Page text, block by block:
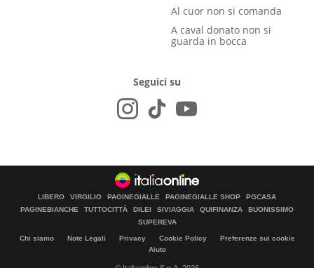
Al cuor non si comanda
A caval donato non si
guarda in bocca
Seguici su
LIBERO VIRGILIO PAGINEGIALLE PAGINEGIALLE SHOP
PGCASA
PAGINEBIANCHE
TUTTOCITTÀ DILEI SIVIAGGIA QUIFINANZA
BUONISSIMO
SUPEREVA
Chi siamo Note Legali Privacy Cookie Policy
Preferenze sui cookie
Aiuto